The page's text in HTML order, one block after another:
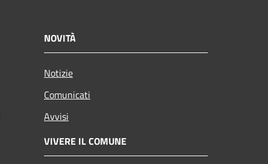
NOVITÀ
Notizie
Comunicati
Avvisi
VIVERE IL COMUNE